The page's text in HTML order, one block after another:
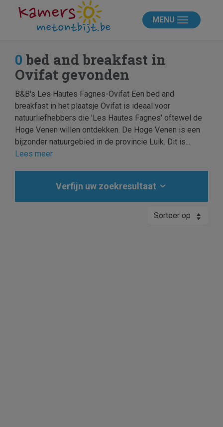
MENU
0 bed and breakfast in
Ovifat gevonden
B&B's Les Hautes Fagnes-Ovifat Een bed and
breakfast in het plaatsje Ovifat is ideaal voor
natuurliefhebbers die 'Les Hautes Fagnes' oftewel de
Hoge Venen willen ontdekken. De Hoge Venen is een
bijzonder natuurgebied in de provincie Luik. Dit is...
Lees meer
Verfijn uw zoekresultaat
Sorteer op